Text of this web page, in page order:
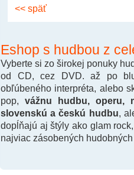
<< späť
Eshop s hudbou z
Vyberte si zo širokej ponuky
od CD, cez DVD. až po
obľúbeného interpréta, alebo
pop, vážnu hudbu, operu,
slovenskú a českú hudbu ,
dopĺňajú aj štýly ako glam
najviac zásobených